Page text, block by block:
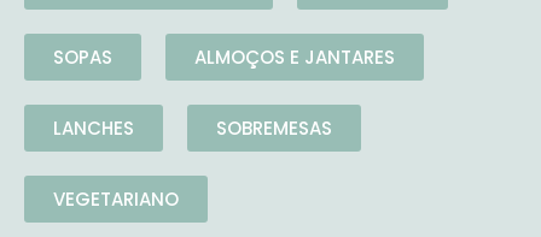
SOPAS ALMOÇOS E JANTARES
LANCHES SOBREMESAS
VEGETARIANO